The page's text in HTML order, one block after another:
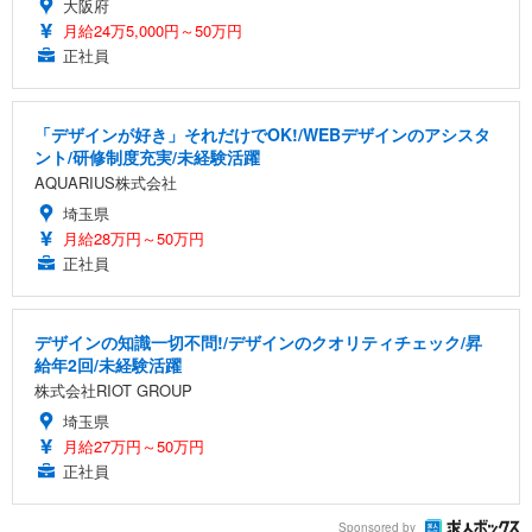
大阪府
月給24万5,000円～50万円
正社員
「デザインが好き」それだけでOK!/WEBデザインのアシスタ
ント/研修制度充実/未経験活躍
AQUARIUS株式会社
埼玉県
月給28万円～50万円
正社員
デザインの知識一切不問!/デザインのクオリティチェック/昇
給年2回/未経験活躍
株式会社RIOT GROUP
埼玉県
月給27万円～50万円
正社員
Sponsored by